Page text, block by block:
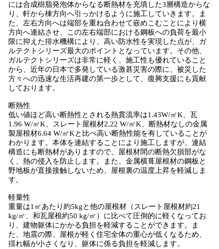
には合成樹脂発泡体からなる断熱材を充填した3層構造からな
り、軒から棟方向へ引っかけるように施工していきます。ま
た、左右方向へは端部を重ね合わせて嵌めこむことにより横
方向へ連結させ、この左右端部における鋼板への負荷を最小
限に抑えた排水機構により、高い防水性を実現した点が、ガ
ルテクトシリーズ最大のポイントとなっています。その他、
ガルテクトシリーズは非常に軽く、施工性も優れていること
から、近年の日本で多発している激甚災害の際に、被災した
方々への迅速な生活再建の第一歩として、復興支援にも貢献
しております。
断熱性
低い値ほど高い断熱性とされる熱貫流率は1.43W/㎡K、瓦
1.96 W/㎡K、スレート屋根材2.22 W/㎡K、断熱材なしの金属
製屋根材6.64 W/㎡Kと比べ高い断熱性能を有していることが
わかります。本体を連結することにより施工しますが、連結
構造にも断熱材がありますので、屋根材間の断熱欠損部がな
く、熱の侵入を防止します。また、金属横葺屋根材の鋼板と
野地板が直接接触しないため、屋根裏の温度上昇を軽減しま
す。
軽量性
重量は1㎡あたり約5kgと他の屋根材（スレート屋根材約21
kg/㎡、和瓦屋根約50 kg/㎡）に比べて圧倒的に軽くなってお
り、建物躯体にかかる負担を軽減することができます。ま
た、地震の際、屋根が軽く住宅全体の重心が低くなるため、
揺れ幅が小さくなり、躯体に係る負担を軽減します。